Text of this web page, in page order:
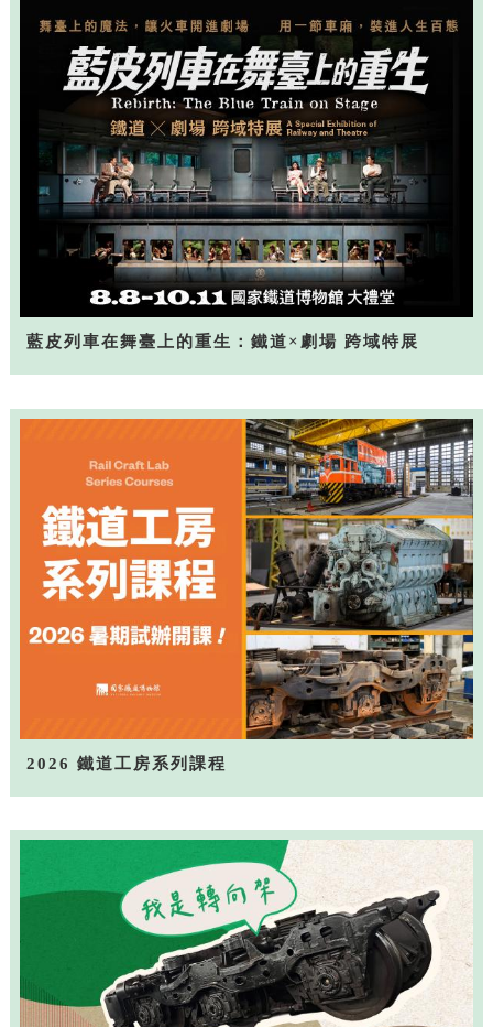
藍皮列車在舞臺上的重生：鐵道×劇場 跨域特展
2026 鐵道工房系列課程